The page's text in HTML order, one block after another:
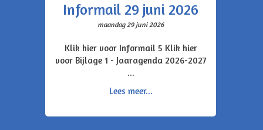
Informail 29 juni 2026
maandag 29 juni 2026
Klik hier voor Informail 5 Klik hier
voor Bijlage 1 - Jaaragenda 2026-2027
...
Lees meer...